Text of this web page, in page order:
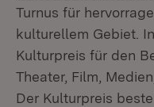
Turnus für
kulturellem Gebiet.
Kulturpreis für den
Theater, Film,
Der Kulturpreis